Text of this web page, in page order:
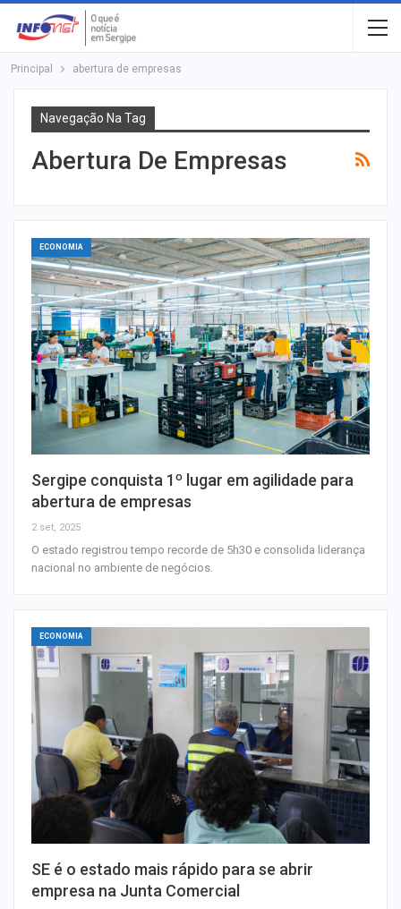
Principal abertura de empresas
Navegação Na Tag
Abertura De Empresas
ECONOMIA
Sergipe conquista 1º lugar em agilidade para
abertura de empresas
2 set, 2025
O estado registrou tempo recorde de 5h30 e consolida liderança
nacional no ambiente de negócios.
ECONOMIA
SE é o estado mais rápido para se abrir
empresa na Junta Comercial